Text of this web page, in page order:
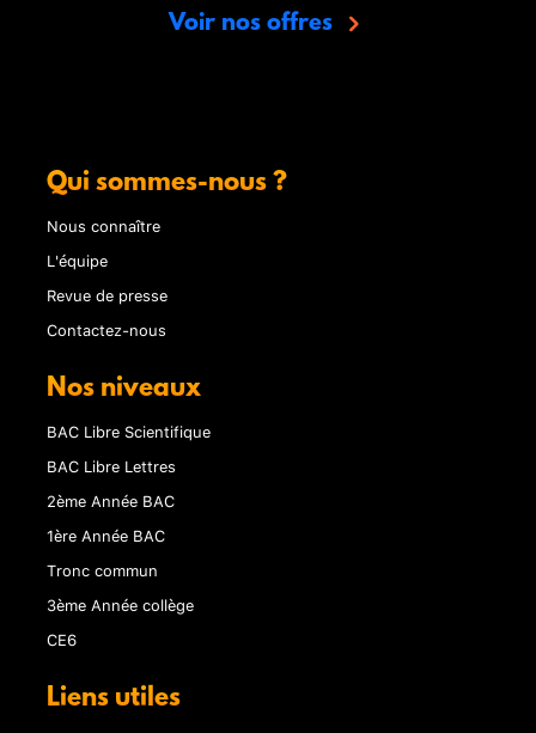
Voir nos offres
Qui sommes-nous ?
Nous connaître
L'équipe
Revue de presse
Contactez-nous
Nos niveaux
BAC Libre Scientifique
BAC Libre Lettres
2ème Année BAC
1ère Année BAC
Tronc commun
3ème Année collège
CE6
Liens utiles